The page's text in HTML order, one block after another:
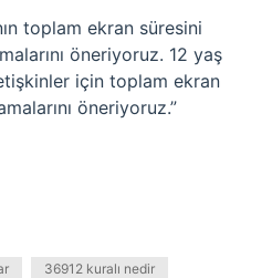
toplam ekran süresini
öneriyoruz. 12 yaş
için toplam ekran
öneriyoruz.”
36912 kuralı nedir